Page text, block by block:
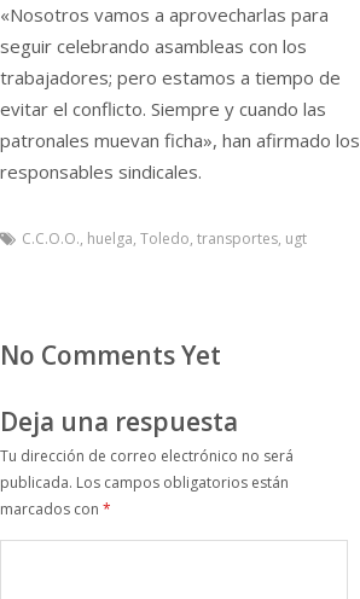
«Nosotros vamos a aprovecharlas para
seguir celebrando asambleas con los
trabajadores; pero estamos a tiempo de
evitar el conflicto. Siempre y cuando las
patronales muevan ficha», han afirmado los
responsables sindicales.
C.C.O.O., huelga, Toledo, transportes, ugt
No Comments Yet
Deja una respuesta
Tu dirección de correo electrónico no será
publicada. Los campos obligatorios están
marcados con *